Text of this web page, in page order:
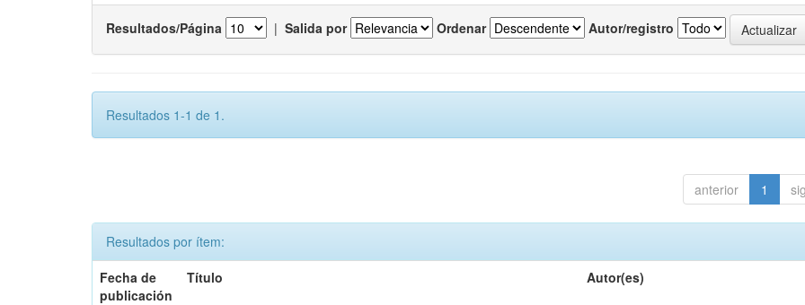
Resultados/Página | Salida por Ordenar Autor/registro
Resultados 1-1 de 1.
anterior 1
Resultados por ítem:
Fecha de
publicación
Título Autor(es)